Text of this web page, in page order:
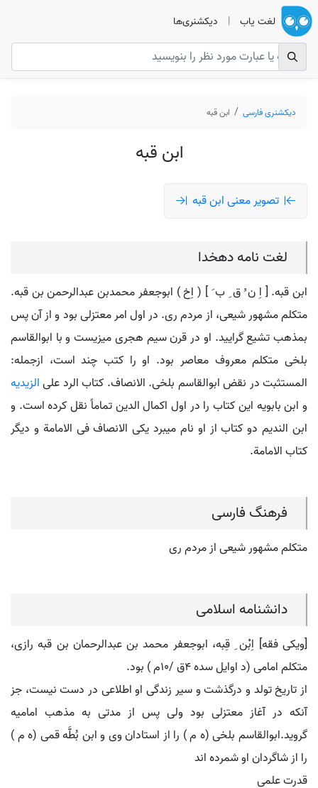
لغت یاب | دیکشنری‌ها
دیکشنری فارسی ابن قبه
ابن قبه
تصویر معنی ابن قبه
لغت نامه دهخدا
ابن قبه. [ اِ ن ُ ق ِ ب َ ] ( اِخ ) ابوجعفر محمدبن عبدالرحمن بن قبه.
متکلم مشهور شیعی، از مردم ری. در اول امر معتزلی بود و از آن پس
بمذهب تشیع گرایید. او در قرن سیم هجری میزیست و با ابوالقاسم
بلخی متکلم معروف معاصر بود. او را کتب چند است، ازجمله:
المستثبت در نقض ابوالقاسم بلخی. الانصاف. کتاب الرد علیالزیدیه
و ابن بابویه این کتاب را در اول اکمال الدین تماماً نقل کرده است. و
ابن الندیم دو کتاب از او نام میبرد یکی الانصاف فی الامامة و دیگر
کتاب الامامة.
فرهنگ فارسی
متکلم مشهور شیعی از مردم ری
دانشنامه اسلامی
[ویکی فقه] اِبْن ِ قِبه، ابوجعفر محمد بن عبدالرحمان بن قبه رازی،
متکلم امامی (د اوایل سده ۴ق /۱۰م ) بود.
از تاریخ تولد و درگذشت و سیر زندگی او اطلاعی در دست نیست، جز
آنکه در آغاز معتزلی بود ولی پس از مدتی به مذهب امامیه
گروید.ابوالقاسم بلخی (ه م ) را از استادان وی و ابن بُطَّه قمی (ه م )
را از شاگردان او شمرده اند
قدرت علمی